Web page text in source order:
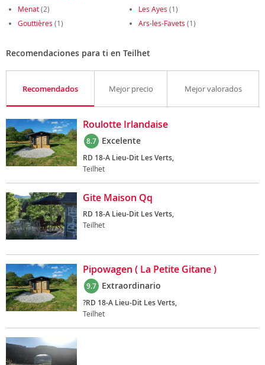
Menat(2) Les Ayes (1)
Gouttières (1) Ars-les-Favets (1)
Recomendaciones para ti en Teilhet
Recomendados Mejor precio Mejor valorados
Roulotte Irlandaise
8.7 Excelente
RD 18-A Lieu-Dit Les Verts,
Teilhet
Gite Maison Qq
RD 18-A Lieu-Dit Les Verts,
Teilhet
Pipowagen ( La Petite Gitane )
9.7 Extraordinario
?RD 18-A Lieu-Dit Les Verts,
Teilhet